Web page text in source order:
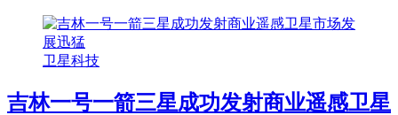
卫星科技
吉林一号一箭三星成功发射商业遥感卫星